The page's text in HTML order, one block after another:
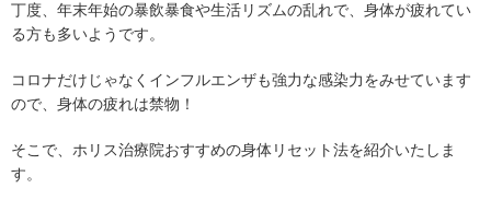
丁度、年末年始の暴飲暴食や生活リズムの乱れで、身体が疲れてい
る方も多いようです。
コロナだけじゃなくインフルエンザも強力な感染力をみせています
ので、身体の疲れは禁物！
そこで、ホリス治療院おすすめの身体リセット法を紹介いたしま
す。